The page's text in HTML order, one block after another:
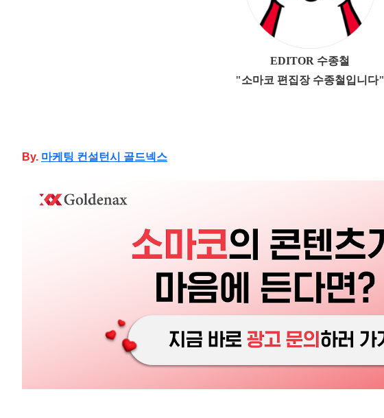
EDITOR 수종철
"소마코 편집장 수종철입니다"
By. 마케팅 컨설턴시 골드넥스